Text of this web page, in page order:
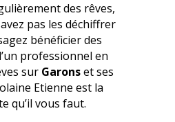
des rêves,
pas les déchiffrer
bénéficier des
professionnel en
sur Garonset ses
Etienne est la
qu’il vous faut.